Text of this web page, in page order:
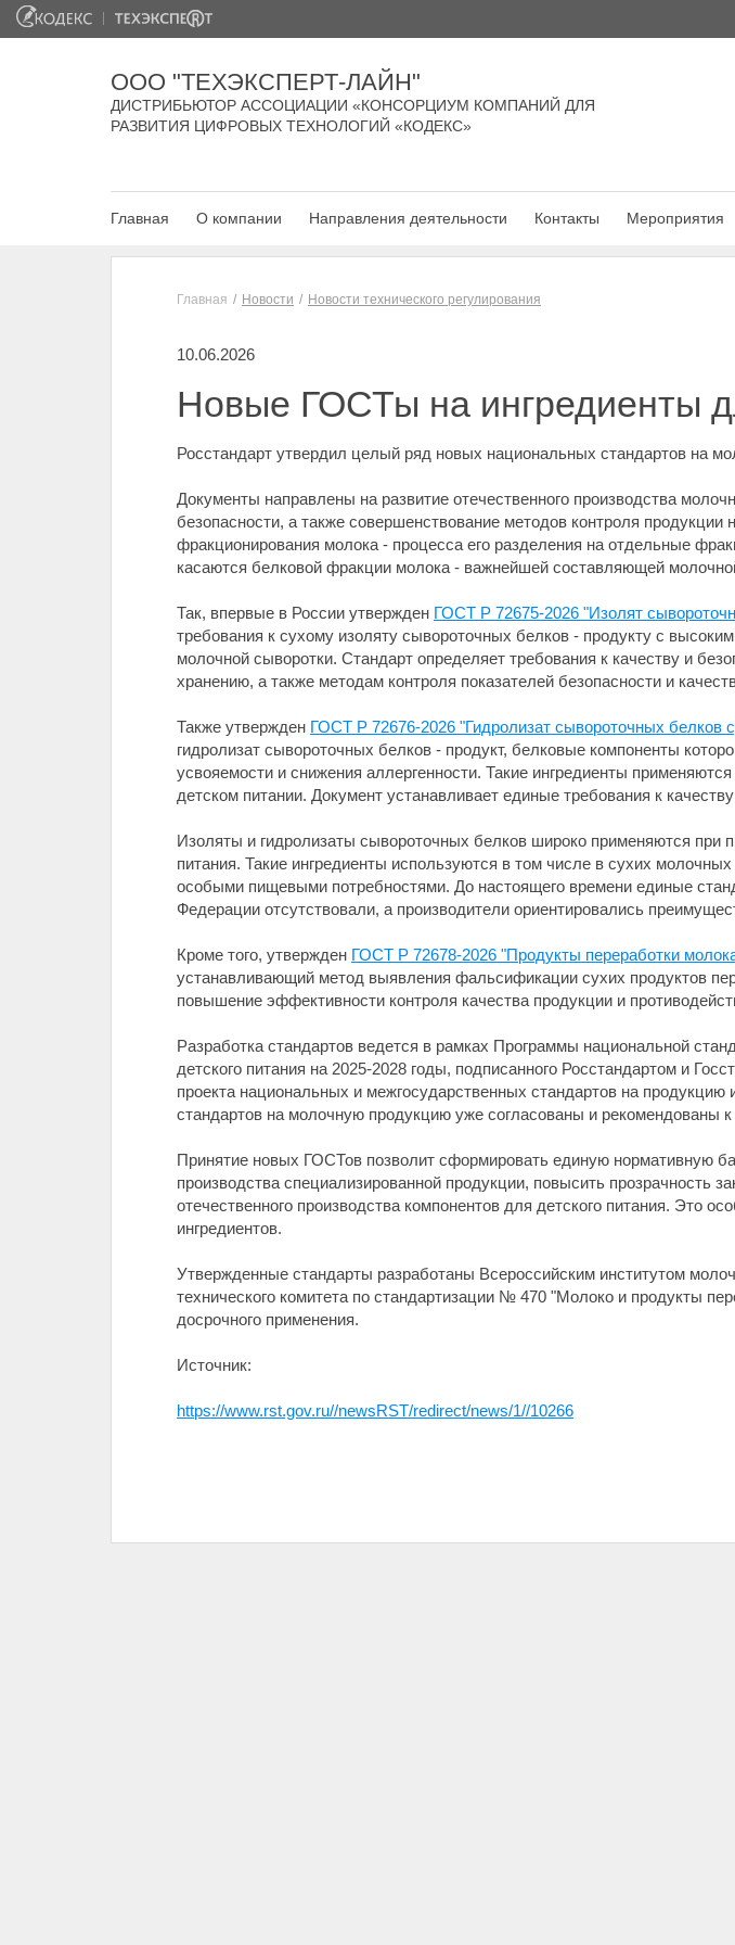
ООО "ТЕХЭКСПЕРТ-ЛАЙН"
ДИСТРИБЬЮТОР АССОЦИАЦИИ «КОНСОРЦИУМ КОМПАНИЙ ДЛЯ
РАЗВИТИЯ ЦИФРОВЫХ ТЕХНОЛОГИЙ «КОДЕКС»
Главная О компании Направления деятельности Контакты Мероприятия
Главная Новости Новости технического регулирования
10.06.2026
Новые ГОСТы на ингредиенты
Росстандарт утвердил целый ряд новых национальных стандартов на
Документы направлены на развитие отечественного производства
безопасности, а также совершенствование методов контроля
фракционирования молока - процесса его разделения на отдельные
касаются белковой фракции молока - важнейшей составляющей
Так, впервые в России утвержден ГОСТ Р 72675-2026 "Изолят
требования к сухому изоляту сывороточных белков - продукту с
молочной сыворотки. Стандарт определяет требования к качеству и
хранению, а также методам контроля показателей безопасности и
Также утвержден ГОСТ Р 72676-2026 "Гидролизат сывороточных белков
гидролизат сывороточных белков - продукт, белковые компоненты
усвояемости и снижения аллергенности. Такие ингредиенты
детском питании. Документ устанавливает единые требования к
Изоляты и гидролизаты сывороточных белков широко применяются при
питания. Такие ингредиенты используются в том числе в сухих
особыми пищевыми потребностями. До настоящего времени единые
Федерации отсутствовали, а производители ориентировались
Кроме того, утвержден ГОСТ Р 72678-2026 "Продукты переработки
устанавливающий метод выявления фальсификации сухих продуктов
повышение эффективности контроля качества продукции и
Разработка стандартов ведется в рамках Программы национальной
детского питания на 2025-2028 годы, подписанного Росстандартом и
проекта национальных и межгосударственных стандартов на
стандартов на молочную продукцию уже согласованы и рекомендованы
Принятие новых ГОСТов позволит сформировать единую нормативную
производства специализированной продукции, повысить прозрачность
отечественного производства компонентов для детского питания. Это
ингредиентов.
Утвержденные стандарты разработаны Всероссийским институтом
технического комитета по стандартизации № 470 "Молоко и продукты
досрочного применения.
Источник:
https://www.rst.gov.ru//newsRST/redirect/news/1//10266